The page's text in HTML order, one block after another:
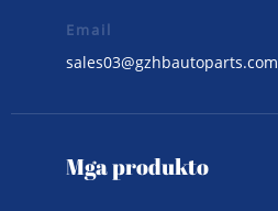
Email
sales03@gzhbautoparts.com
Mga produkto